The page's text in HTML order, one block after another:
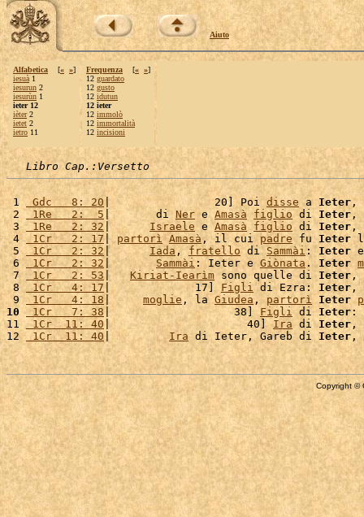
Aiuto
Alfabetica [« »]
iesuà 1
iesurun 2
iesurùn 1
ieter 12
ièter2
ietet 2
ietro 11
Frequenza [« »]
12 guardato
12 gusto
12 idutun
12 ieter
12 immolò
12 immortalità
12 incisioni
Libro Cap.:Versetto
1 Gdc   8: 20 |                20] Poi disse a Ieter,
2 1Re   2:  5 |       di Ner e Amasà figlio di Ieter ,
3 1Re   2: 32 | Israele e Amasà figlio di Ieter ,
4
1Cr   2: 17| partorì Amasà, il cui padre fu Ieter
5 1Cr   2: 32 | Iada , fratello di Sammài: Ieter
6 1Cr   2: 32 | Sammài : Ieter e Giònata . Ieter
7
1Cr   2: 53| Kiriat-Iearìm sono quelle di Ieter ,
8 1Cr   4: 17 |             17] Figli di Ezra: Ieter ,
9 1Cr   4: 18| moglie , la Giudea , partorì Ieter
10
1Cr   7: 38 |                   38] Figli di Ieter:
11 1Cr  11: 40 |                     40] Ira di Ieter ,
12
1Cr  11: 40 | Ira di Ieter, Gareb di Ieter
Copyright ©